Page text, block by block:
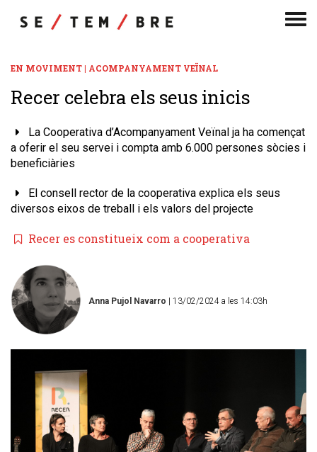
EN MOVIMENT | ACOMPANYAMENT VEÏNAL
Recer celebra els seus inicis
La Cooperativa d’Acompanyament Veïnal ja ha començat
a oferir el seu servei i compta amb 6.000 persones sòcies i
beneficiàries
El consell rector de la cooperativa explica els seus
diversos eixos de treball i els valors del projecte
Recer es constitueix com a cooperativa
Anna Pujol Navarro | 13/02/2024 a les 14:03h